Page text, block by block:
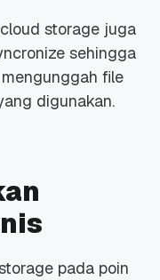
storage juga
sehingga
file
digunakan.
pada poin